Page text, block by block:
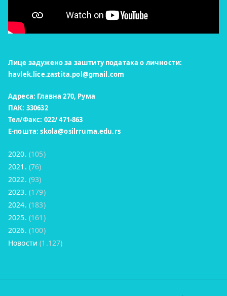
Лице задужено за заштиту података о личности:
havlek.lice.zastita.pol@gmail.com
Адреса: Главна 270, Рума
ПАК: 330632
Тел/Факс: 022/ 471-863
Е-пошта:skola@osilrruma.edu.rs
2020. (105)
2021. (76)
2022. (93)
2023. (179)
2024. (183)
2025. (161)
2026. (100)
Новости (1.127)